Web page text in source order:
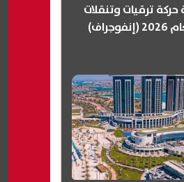
حركة ترقيات وتنقلات